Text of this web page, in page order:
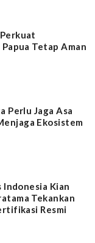
Tetap Aman
Perlu Jaga Asa
Ekosistem
Indonesia Kian
Tekankan
Resmi